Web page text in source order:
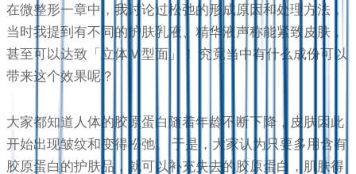
在微整形一章中，我讨论过松弛的形成原因和处理方法，
当时我提到有不同的护肤乳液、精华液声称能紧致皮肤，
甚至可以达致「立体Ｖ型面」！ 究竟当中有什么成份可以
带来这个效果呢？
大家都知道人体的胶原蛋白随着年龄不断下降，皮肤因此
开始出现皱纹和变得松弛。 于是，大家认为只要多用含有
胶原蛋白的护肤品，就可以补充失去的胶原蛋白，肌肤得